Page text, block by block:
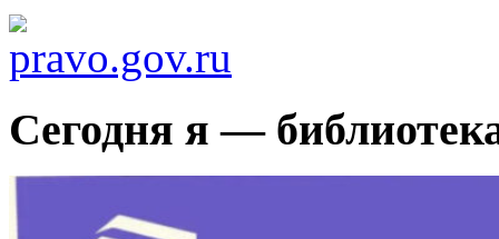
Сегодня я —